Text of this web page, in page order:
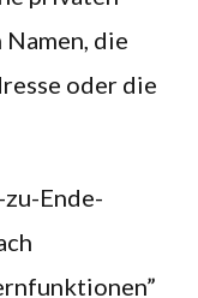
die
oder die
Ende-